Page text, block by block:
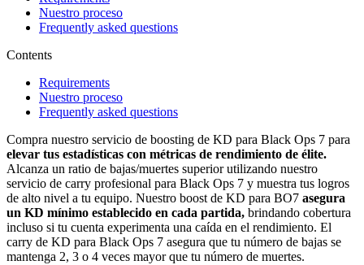
Nuestro proceso
Frequently asked questions
Contents
Requirements
Nuestro proceso
Frequently asked questions
Compra nuestro servicio de boosting de KD para Black Ops 7 para
elevar tus estadísticas con métricas de rendimiento de élite.
Alcanza un ratio de bajas/muertes superior utilizando nuestro
servicio de carry profesional para Black Ops 7 y muestra tus logros
de alto nivel a tu equipo. Nuestro boost de KD para BO7 asegura
un KD mínimo establecido en cada partida, brindando cobertura
incluso si tu cuenta experimenta una caída en el rendimiento. El
carry de KD para Black Ops 7 asegura que tu número de bajas se
mantenga 2, 3 o 4 veces mayor que tu número de muertes.